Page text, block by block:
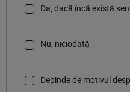
Da, dacă încă există
Nu, niciodată
Depinde de motivul